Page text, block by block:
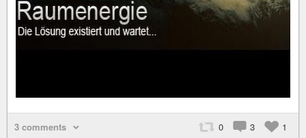
3 comments 0 3 1